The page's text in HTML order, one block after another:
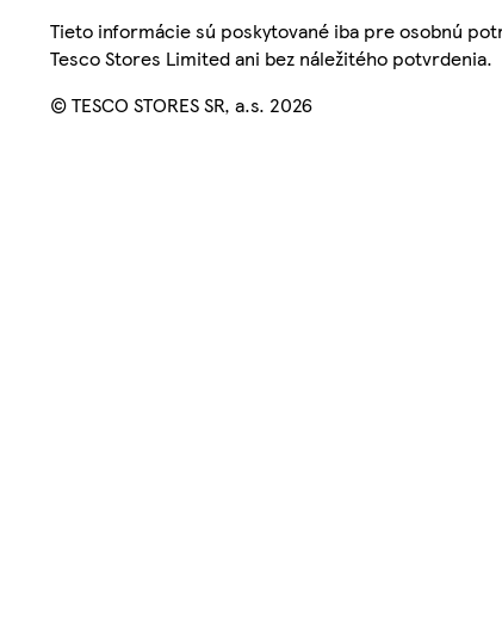
Tieto informácie sú poskytované iba pre osobnú
Tesco Stores Limited ani bez náležitého potvrdenia.
© TESCO STORES SR, a.s. 2026